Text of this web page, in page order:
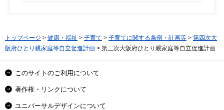
トップページ > 健康・福祉 > 子育て > 子育てに関する条例・計画等 > 第四次大
阪府ひとり親家庭等自立促進計画 > 第三次大阪府ひとり親家庭等自立促進計画
このサイトのご利用について
著作権・リンクについて
ユニバーサルデザインについて